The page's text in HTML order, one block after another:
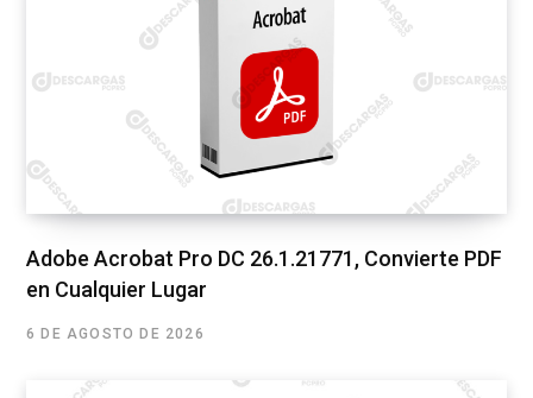
Adobe Acrobat Pro DC 26.1.21771, Convierte PDF
en Cualquier Lugar
6 DE AGOSTO DE 2026